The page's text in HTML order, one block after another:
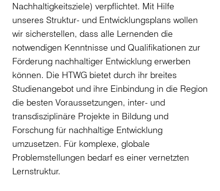
Nachhaltigkeitsziele) verpflichtet. Mit Hilfe
unseres Struktur- und Entwicklungsplans wollen
wir sicherstellen, dass alle Lernenden die
notwendigen Kenntnisse und Qualifikationen zur
Förderung nachhaltiger Entwicklung erwerben
können. Die HTWG bietet durch ihr breites
Studienangebot und ihre Einbindung in die Region
die besten Voraussetzungen, inter- und
transdisziplinäre Projekte in Bildung und
Forschung für nachhaltige Entwicklung
umzusetzen. Für komplexe, globale
Problemstellungen bedarf es einer vernetzten
Lernstruktur.